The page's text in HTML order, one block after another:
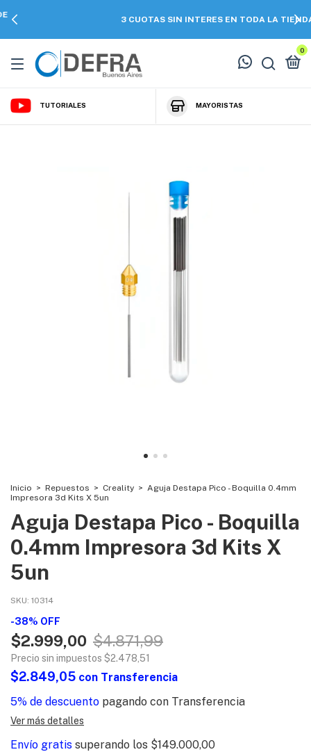
3 CUOTAS SIN INTERES EN TODA LA TIENDA
0
TUTORIALES MAYORISTAS
Inicio > Repuestos > Creality > Aguja Destapa Pico - Boquilla 0.4mm
Impresora 3d Kits X 5un
Aguja Destapa Pico - Boquilla
0.4mm Impresora 3d Kits X
5un
SKU: 10314
-38% OFF
$2.999,00 $4.871,99
Precio sin impuestos $2.478,51
$2.849,05 con Transferencia
5% de descuento pagando con Transferencia
Ver más detalles
Envío gratis superando los $149.000,00